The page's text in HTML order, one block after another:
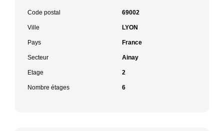
Code postal 69002
Ville LYON
Pays France
Secteur Ainay
Etage 2
Nombre étages 6